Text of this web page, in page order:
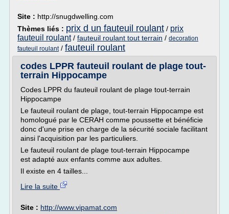
Site : http://snugdwelling.com
Thèmes liés : prix d un fauteuil roulant / prix
fauteuil roulant/ fauteuil roulant tout terrain / decoration
fauteuil roulant/ fauteuil roulant
codes LPPR fauteuil roulant de plage tout-
terrain Hippocampe
Codes LPPR du fauteuil roulant de plage tout-terrain
Hippocampe
Le fauteuil roulant de plage, tout-terrain Hippocampe est
homologué par le CERAH comme poussette et bénéficie
donc d'une prise en charge de la sécurité sociale facilitant
ainsi l'acquisition par les particuliers.
Le fauteuil roulant de plage tout-terrain Hippocampe
est adapté aux enfants comme aux adultes.
Il existe en 4 tailles...
Lire la suite
Site : http://www.vipamat.com